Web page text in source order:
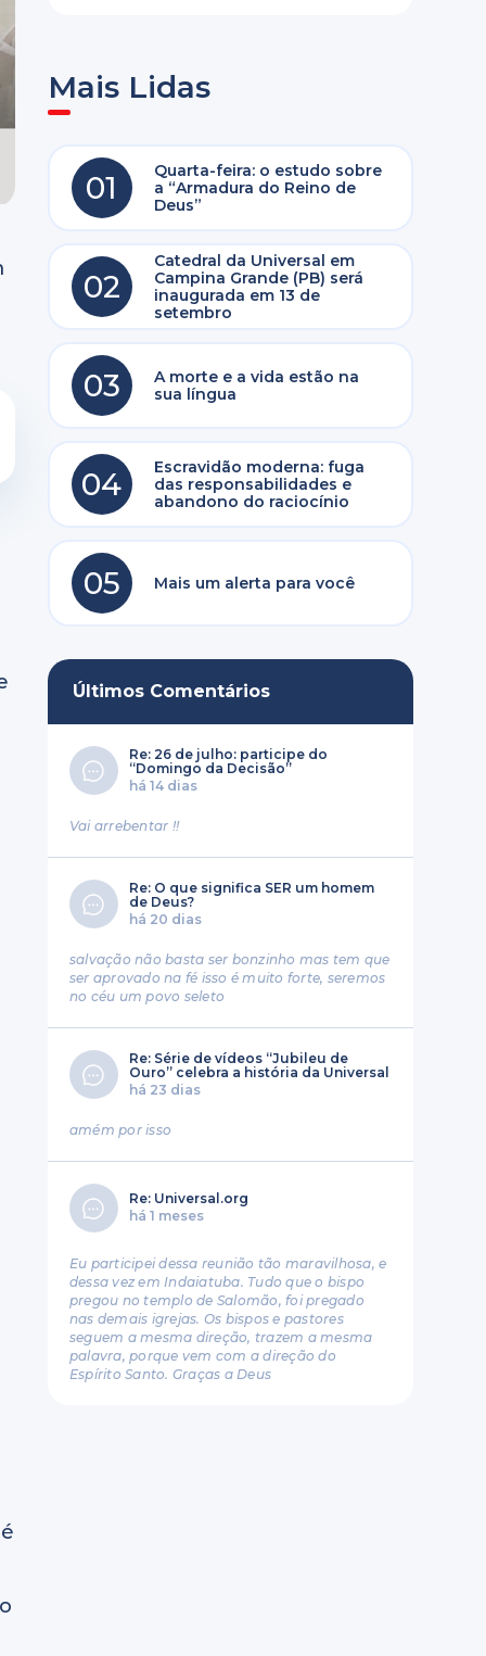
Mais Lidas
01
Quarta-feira: o estudo sobre
a “Armadura do Reino de
Deus”
02
Catedral da Universal em
Campina Grande (PB) será
inaugurada em 13 de
setembro
03
A morte e a vida estão na
sua língua
04
Escravidão moderna: fuga
das responsabilidades e
abandono do raciocínio
05 Mais um alerta para você
Últimos Comentários
Re: 26 de julho: participe do
“Domingo da Decisão”
há 14 dias
Vai arrebentar !!
Re: O que significa SER um homem
de Deus?
há 20 dias
salvação não basta ser bonzinho mas tem que
ser aprovado na fé isso é muito forte, seremos
no céu um povo seleto
Re: Série de vídeos “Jubileu de
Ouro” celebra a história da Universal
há 23 dias
amém por isso
Re: Universal.org
há 1 meses
Eu participei dessa reunião tão maravilhosa, e
dessa vez em Indaiatuba. Tudo que o bispo
pregou no templo de Salomão, foi pregado
nas demais igrejas. Os bispos e pastores
seguem a mesma direção, trazem a mesma
palavra, porque vem com a direção do
Espírito Santo. Graças a Deus